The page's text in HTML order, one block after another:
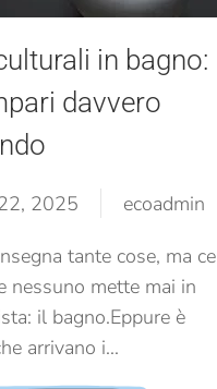
in bagno:
davvero
2025
ecoadmin
tante cose, ma ce
nessuno mette mai in
il bagno.Eppure è
arrivano i...